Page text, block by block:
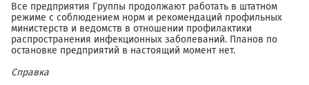
Все предприятия Группы продолжают работать в штатном
режиме с соблюдением норм и рекомендаций профильных
министерств и ведомств в отношении профилактики
распространения инфекционных заболеваний. Планов по
остановке предприятий в настоящий момент нет.
Справка